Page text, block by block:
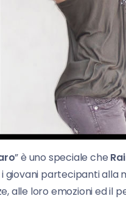
” è uno speciale che Rai
partecipanti alla
alle loro emozioni ed il